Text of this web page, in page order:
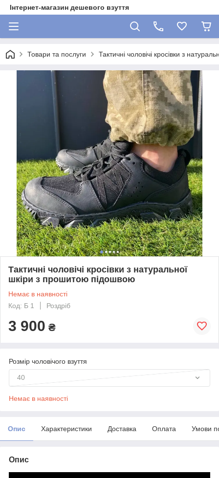
Інтернет-магазин дешевого взуття
Товари та послуги Тактичні чоловічі кросівки з
Тактичні чоловічі кросівки з натуральної
шкіри з прошитою підошвою
Немає в наявності
Код: Б 1
Роздріб
3 900 ₴
Розмір чоловічого взуття
40
Немає в наявності
Опис Характеристики Доставка Оплата Умови
Опис